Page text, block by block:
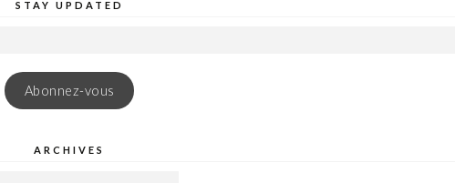
STAY UPDATED
Abonnez-vous
ARCHIVES